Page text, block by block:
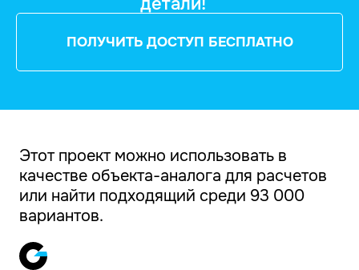
ПОЛУЧИТЬ ДОСТУП БЕСПЛАТНО
Этот проект можно использовать в
качестве объекта-аналога для расчетов
или найти подходящий среди 93 000
вариантов.